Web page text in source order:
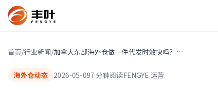
首页/行业新闻/ 加拿大东部海外仓做一件代发时效快吗？实测数据与避坑指南
海外仓动态 2026-05-097 分钟阅读FENGYE 运营